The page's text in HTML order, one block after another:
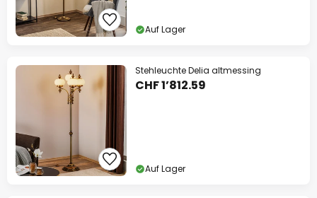
Auf Lager
Stehleuchte Delia altmessing
CHF 1’812.59
Auf Lager